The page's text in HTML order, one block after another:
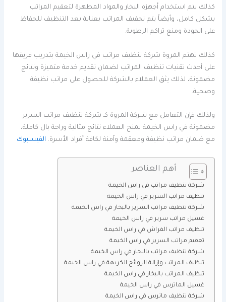
كذلك يتم استخدام أجهزة البخار والمواد المطهرة لتعقيم المراتب
بشكل كامل، وأيضاً يتم تجفيف المراتب بعناية بعد التنظيف للحفاظ
على الجودة ومنع تراكم الرطوبة.
كذلك تهتم المروة شركة تنظيف مراتب في راس الخيمة بتدريب فريقها
على أحدث تقنيات تنظيف المراتب لضمان تقديم خدمة متميزة ونتائج
مضمونة، لذلك يثق العملاء بالشركة للحصول على مراتب نظيفة
وصحية.
ولذلك فإن التعامل مع شركة المروة كـ شركة تنظيف مراتب السرير
مضمونة في راس الخيمة يمنح العملاء نتائج مثالية وراحة بال كاملة،
مع ضمان مراتب نظيفة ومعقمة وآمنة لكافة أفراد الأسرة. الفيسبوك
أهم العناصر
شركة تنظيف مراتب في راس الخيمة
تنظيف مراتب السرير في راس الخيمة
شركة تنظيف مراتب السرير بالبخار في راس الخيمة
غسيل مراتب سرير في راس الخيمة
تنظيف مراتب الفراش في راس الخيمة
تعقيم مراتب السرير في راس الخيمة
شركة تنظيف مراتب بالبخار في راس الخيمة
تنظيف المراتب وإزالة الروائح الكريهة في راس الخيمة
تنظيف المراتب بالبخار في راس الخيمة
غسيل الماترس في راس الخيمة
شركة تنظيف ماترس في راس الخيمة